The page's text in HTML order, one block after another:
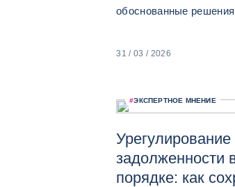
обоснованные
31 / 03 / 2026
#ЭКСПЕРТНОЕ МНЕНИЕ
Урегулирование
задолженности
порядке: как